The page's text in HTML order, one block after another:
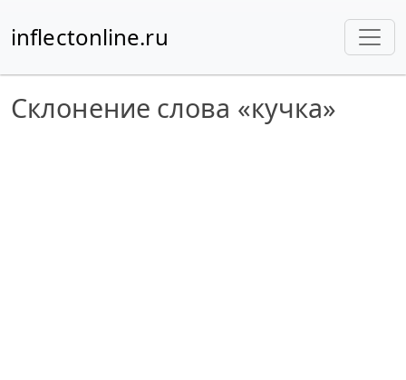
inflectonline.ru
Склонение слова «кучка»